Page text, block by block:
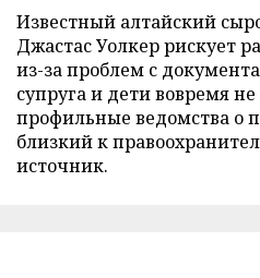
Известный алтайский
Джастас Уолкер рискует
из-за проблем с
супруга и дети вовремя
профильные ведомства о
близкий к
источник.